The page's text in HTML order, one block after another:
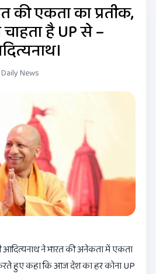
की एकता का प्रतीक,
है UP से –
News
आदित्यनाथ ने भारत की अनेकता में एकता
हुए कहा कि आज देश का हर कोना UP